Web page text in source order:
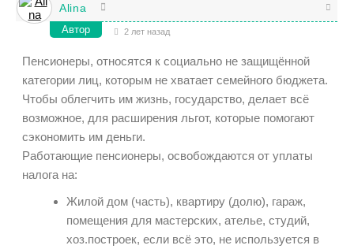
Alina
Автор 2 лет назад
Пенсионеры, относятся к социально не защищённой
категории лиц, которым не хватает семейного бюджета.
Чтобы облегчить им жизнь, государство, делает всё
возможное, для расширения льгот, которые помогают
сэкономить им деньги.
Работающие пенсионеры, освобождаются от уплаты
налога на:
Жилой дом (часть), квартиру (долю), гараж,
помещения для мастерских, ателье, студий,
хоз.построек, если всё это, не используется в